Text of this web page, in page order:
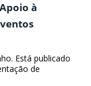
à
Está publicado
de